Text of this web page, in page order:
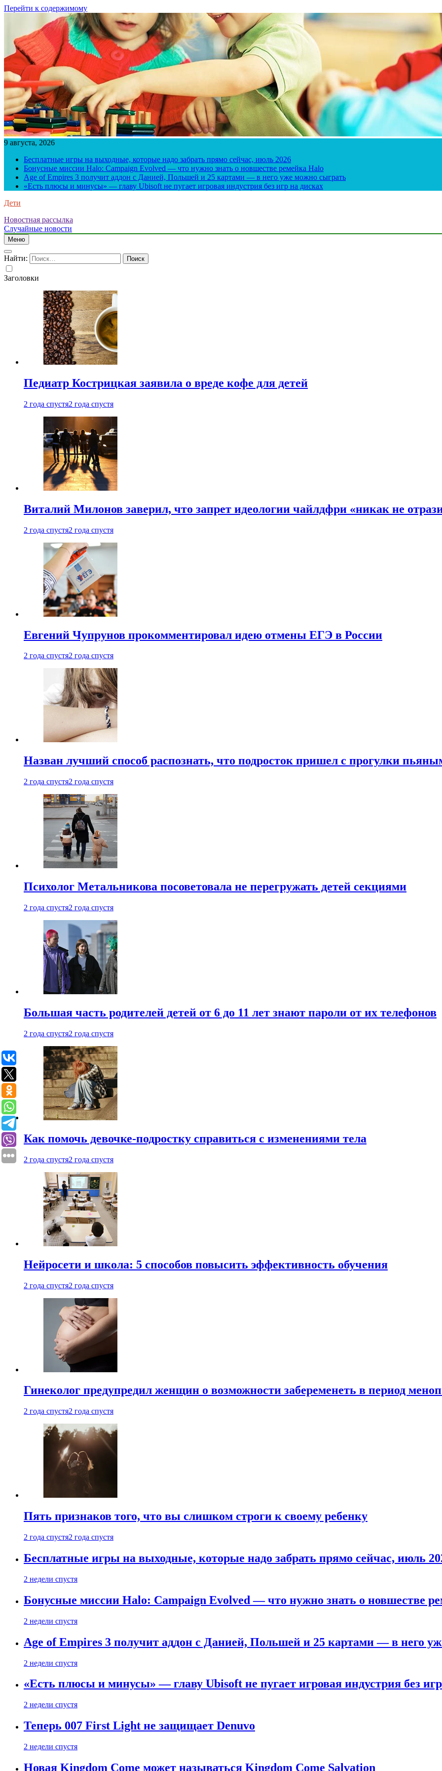
Перейти к содержимому
9 августа, 2026
Бесплатные игры на выходные, которые надо забрать прямо сейчас, июль 2026
Бонусные миссии Halo: Campaign Evolved — что нужно знать о новшестве ремейка Halo
Age of Empires 3 получит аддон с Данией, Польшей и 25 картами — в него уже можно сыграть
«Есть плюсы и минусы» — главу Ubisoft не пугает игровая индустрия без игр на дисках
Дети
Новостная рассылка
Случайные новости
Меню
Найти:
Заголовки
Педиатр Кострицкая заявила о вреде кофе для детей
2 года спустя2 года спустя
Виталий Милонов заверил, что запрет идеологии чайлдфри «никак не
2 года спустя2 года спустя
Евгений Чупрунов прокомментировал идею отмены ЕГЭ в России
2 года спустя2 года спустя
Назван лучший способ распознать, что подросток пришел с прогулки
2 года спустя2 года спустя
Психолог Метальникова посоветовала не перегружать детей секциями
2 года спустя2 года спустя
Большая часть родителей детей от 6 до 11 лет знают пароли от их телефонов
2 года спустя2 года спустя
Как помочь девочке-подростку справиться с изменениями тела
2 года спустя2 года спустя
Нейросети и школа: 5 способов повысить эффективность обучения
2 года спустя2 года спустя
Гинеколог предупредил женщин о возможности забеременеть в период
2 года спустя2 года спустя
Пять признаков того, что вы слишком строги к своему ребенку
2 года спустя2 года спустя
Бесплатные игры на выходные, которые надо забрать прямо сейчас, июль
2 недели спустя
Бонусные миссии Halo: Campaign Evolved — что нужно знать о новшестве
2 недели спустя
Age of Empires 3 получит аддон с Данией, Польшей и 25 картами — в него
2 недели спустя
«Есть плюсы и минусы» — главу Ubisoft не пугает игровая индустрия без
2 недели спустя
Теперь 007 First Light не защищает Denuvo
2 недели спустя
Новая Kingdom Come может называться Kingdom Come Salvation